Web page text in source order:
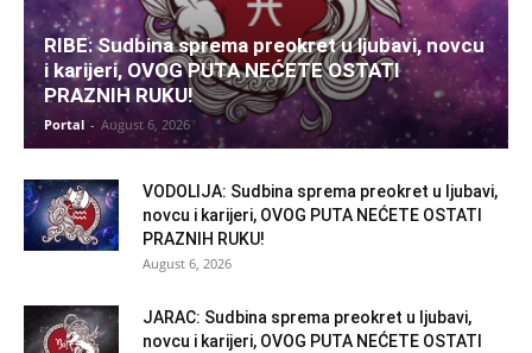
RIBE: Sudbina sprema preokret u ljubavi, novcu
i karijeri, OVOG PUTA NEĆETE OSTATI
PRAZNIH RUKU!
Portal - August 6, 2026
VODOLIJA: Sudbina sprema preokret u ljubavi,
novcu i karijeri, OVOG PUTA NEĆETE OSTATI
PRAZNIH RUKU!
August 6, 2026
JARAC: Sudbina sprema preokret u ljubavi,
novcu i karijeri, OVOG PUTA NEĆETE OSTATI